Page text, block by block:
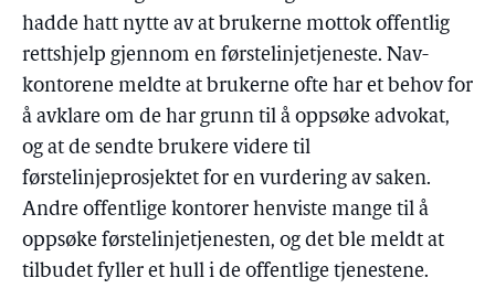
hadde hatt nytte av at brukerne mottok offentlig
rettshjelp gjennom en førstelinjetjeneste. Nav-
kontorene meldte at brukerne ofte har et behov for
å avklare om de har grunn til å oppsøke advokat,
og at de sendte brukere videre til
førstelinjeprosjektet for en vurdering av saken.
Andre offentlige kontorer henviste mange til å
oppsøke førstelinjetjenesten, og det ble meldt at
tilbudet fyller et hull i de offentlige tjenestene.